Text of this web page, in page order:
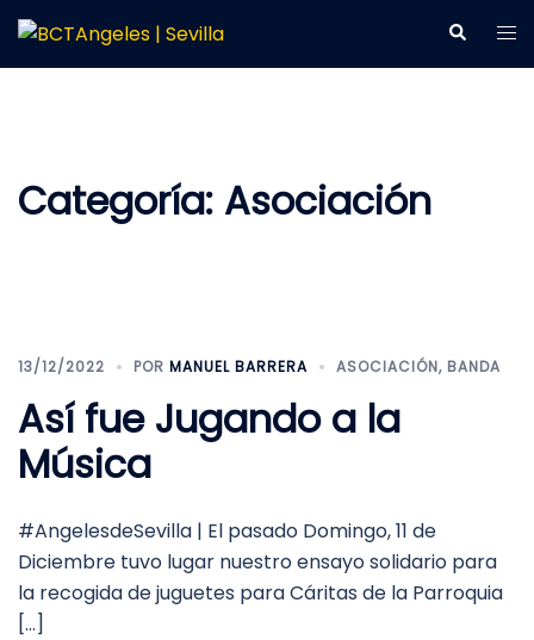
Saltar
contenido
Buscar
Categoría: Asociación
13/12/2022 POR MANUEL BARRERA ASOCIACIÓN, BANDA
Así fue Jugando a la
Música
#AngelesdeSevilla | El pasado Domingo, 11 de
Diciembre tuvo lugar nuestro ensayo solidario para
la recogida de juguetes para Cáritas de la Parroquia
[…]